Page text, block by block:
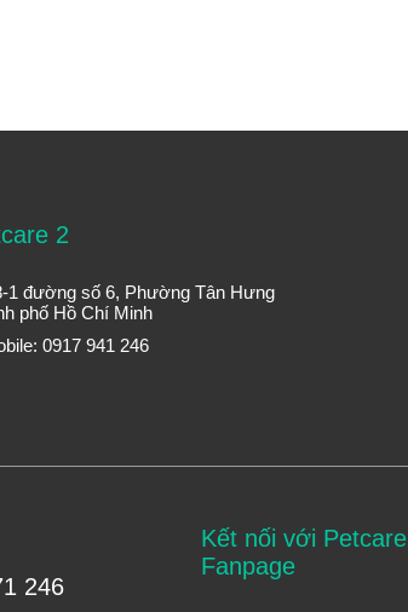
2
1 đường số 6, Phường Tân Hưng
phố Hồ Chí Minh
0917 941 246
246
Kết nối với Petcare
Fanpage